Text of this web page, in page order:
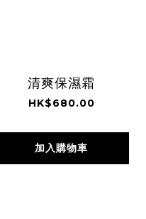
清爽保濕霜
HK$680.00
加入購物車